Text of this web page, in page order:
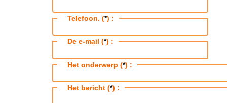
Telefoon. (*) :
De e-mail (*) :
Het onderwerp (*) :
Het bericht (*) :